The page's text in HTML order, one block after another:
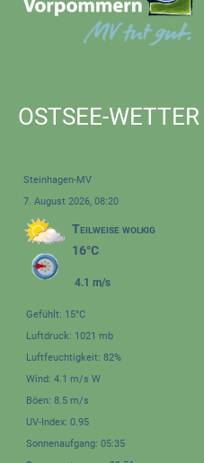
OSTSEE-WETTER
Steinhagen-MV
7. August 2026, 08:20
Teilweise wolkig
16°C
4.1 m/s
Gefühlt: 15°C
Luftdruck: 1021 mb
Luftfeuchtigkeit: 82%
Wind: 4.1 m/s W
Böen: 8.5 m/s
UV-Index: 0.95
Sonnenaufgang: 05:35